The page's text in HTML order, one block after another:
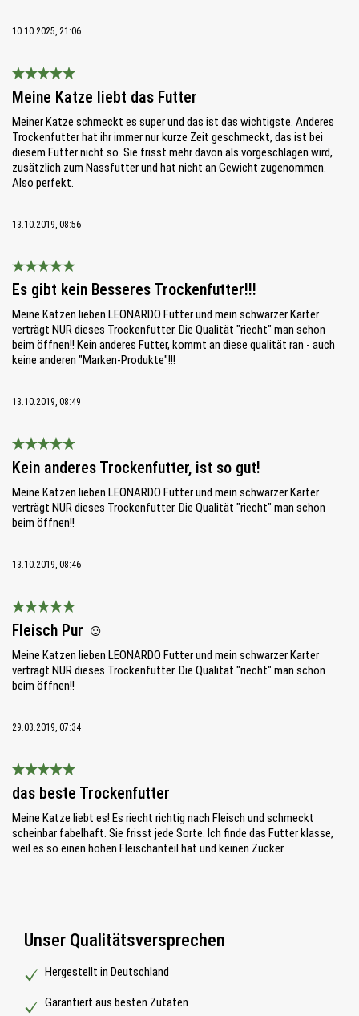
10.10.2025, 21:06
Meine Katze liebt das Futter
Meiner Katze schmeckt es super und das ist das wichtigste. Anderes
Trockenfutter hat ihr immer nur kurze Zeit geschmeckt, das ist bei
diesem Futter nicht so. Sie frisst mehr davon als vorgeschlagen wird,
zusätzlich zum Nassfutter und hat nicht an Gewicht zugenommen.
Also perfekt.
13.10.2019, 08:56
Bewertung mit 5 von 5 Sternen
Es gibt kein Besseres Trockenfutter!!!
Meine Katzen lieben LEONARDO Futter und mein schwarzer Karter
verträgt NUR dieses Trockenfutter. Die Qualität "riecht" man schon
beim öffnen!! Kein anderes Futter, kommt an diese qualität ran - auch
keine anderen "Marken-Produkte"!!!
13.10.2019, 08:49
Bewertung mit 5 von 5 Sternen
Kein anderes Trockenfutter, ist so gut!
Meine Katzen lieben LEONARDO Futter und mein schwarzer Karter
verträgt NUR dieses Trockenfutter. Die Qualität "riecht" man schon
beim öffnen!!
13.10.2019, 08:46
Bewertung mit 5 von 5 Sternen
Fleisch Pur ☺
Meine Katzen lieben LEONARDO Futter und mein schwarzer Karter
verträgt NUR dieses Trockenfutter. Die Qualität "riecht" man schon
beim öffnen!!
29.03.2019, 07:34
das beste Trockenfutter
Meine Katze liebt es! Es riecht richtig nach Fleisch und schmeckt
scheinbar fabelhaft. Sie frisst jede Sorte. Ich finde das Futter klasse,
weil es so einen hohen Fleischanteil hat und keinen Zucker.
Unser Qualitätsversprechen
Hergestellt in Deutschland
Garantiert aus besten Zutaten